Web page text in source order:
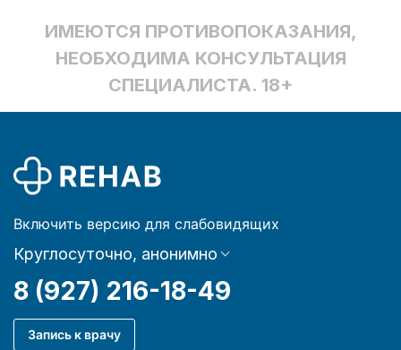
ИМЕЮТСЯ ПРОТИВОПОКАЗАНИЯ,
НЕОБХОДИМА КОНСУЛЬТАЦИЯ
СПЕЦИАЛИСТА. 18+
Включить версию для слабовидящих
Круглосуточно, анонимно
8 (927) 216-18-49
Запись к врачу